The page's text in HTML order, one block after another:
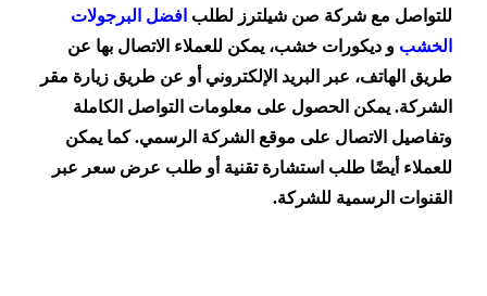
للتواصل مع شركة صن شيلترز لطلب افضل البرجولات
الخشب و ديكورات خشب، يمكن للعملاء الاتصال بها عن
طريق الهاتف، عبر البريد الإلكتروني أو عن طريق زيارة مقر
الشركة. يمكن الحصول على معلومات التواصل الكاملة
وتفاصيل الاتصال على موقع الشركة الرسمي. كما يمكن
للعملاء أيضًا طلب استشارة تقنية أو طلب عرض سعر عبر
القنوات الرسمية للشركة.